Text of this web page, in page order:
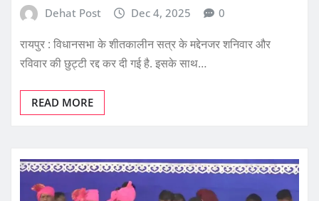
Dehat Post Dec 4, 2025 0
रायपुर : विधानसभा के शीतकालीन सत्र के मद्देनजर शनिवार और
रविवार की छुट्टी रद्द कर दी गई है. इसके साथ…
READ MORE